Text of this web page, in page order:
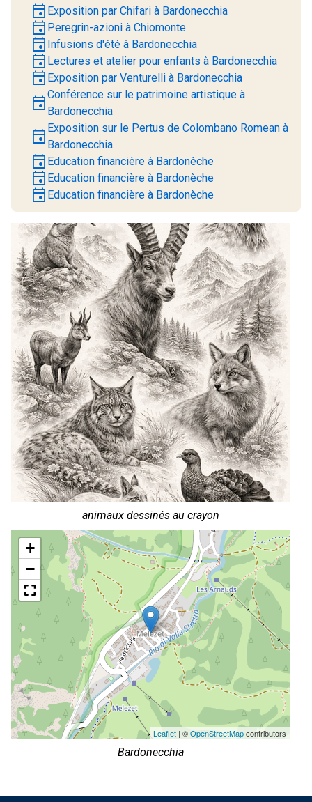
animaux dessinés au crayon
+
−
Leaflet | ©OpenStreetMapcontributors
Bardonecchia
event Exposition par Chifari à Bardonecchia
event Peregrin-azioni à Chiomonte
event Infusions d'été à Bardonecchia
event Lectures et atelier pour enfants à Bardonecchia
event Exposition par Venturelli à Bardonecchia
eventConférence sur le patrimoine artistique à
Bardonecchia
event Exposition sur le Pertus de Colombano Romean à
Bardonecchia
event Education financière à Bardonèche
event Education financière à Bardonèche
event Education financière à Bardonèche